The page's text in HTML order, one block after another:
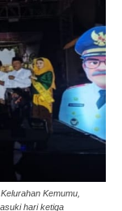
Kemumu,
hari ketiga